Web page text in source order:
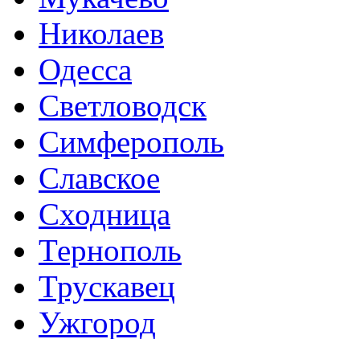
Николаев
Одесса
Светловодск
Симферополь
Славское
Сходница
Тернополь
Трускавец
Ужгород